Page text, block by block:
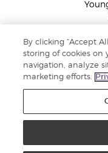
Ilmainen
Email:
By clicking “Accept
storing of cookies on
navigation, analyze
marketing efforts.